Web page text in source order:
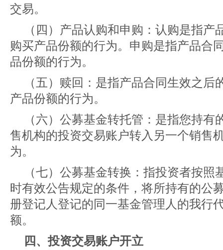
交易。
（四）产品认购和申购：认购是指
购买产品份额的行为。申购是指产品合
品份额的行为。
（五）赎回：是指产品合同生效之
产品份额的行为。
（六）公募基金转托管：是指您持
售机构的投资交易账户转入另一个销售
为。
（七）公募基金转换：指投资者按
时有效公告规定的条件，将所持有的公
册登记人登记的同一基金管理人的我行
额。
四、投资交易账户开立